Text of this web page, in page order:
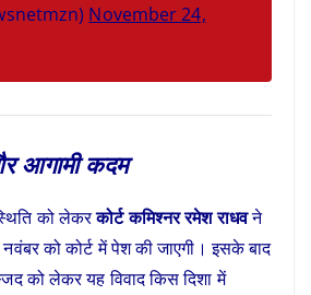
November 24,
आगामी कदम
को लेकरकोर्ट कमिश्नर रमेश राधवने
नवंबर को कोर्ट में पेश की जाएगी। इसके बाद
को लेकर यह विवाद किस दिशा में